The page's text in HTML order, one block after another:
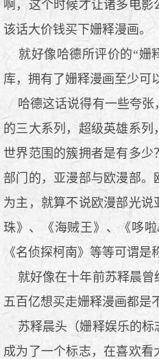
啊，这个时候才让诸多电
该话大价钱买下姗释漫画。
就好像哈德所评价的“姗
库，拥有了姗释漫画至少可
哈德这话说得有一些夸张
的三大系列，超级英雄系
世界范围的簇拥者是有多
部门的，亚漫部与欧漫部。
为主，就算不说欧漫部光
珠》、《海贼王》、《哆啦
《名侦探柯南》等等可谓是
就好像在十年前苏释晨曾
五百亿想买走姗释漫画都是
苏释晨头（姗释娱乐的标
成为了一个标志，在喜欢